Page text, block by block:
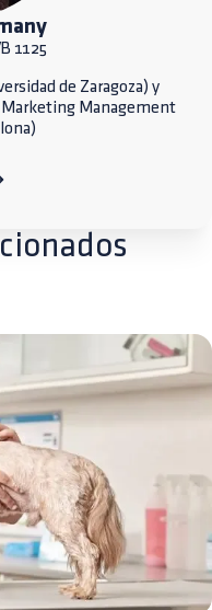
1125
de Zaragoza) y
Management